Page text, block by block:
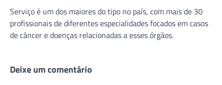
Serviço é um dos maiores do tipo no país, com mais de 30
profissionais de diferentes especialidades focados em casos
de câncer e doenças relacionadas a esses órgãos.
Deixe um comentário